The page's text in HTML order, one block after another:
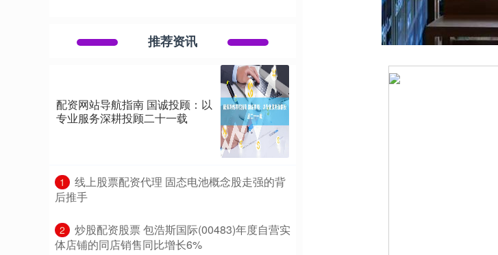
推荐资讯
配资网站导航指南 国诚投顾：以
专业服务深耕投顾二十一载
1
​线上股票配资代理 固态电池概念股走强的背
后推手
2
​炒股配资股票 包浩斯国际(00483)年度自营实
体店铺的同店销售同比增长6%